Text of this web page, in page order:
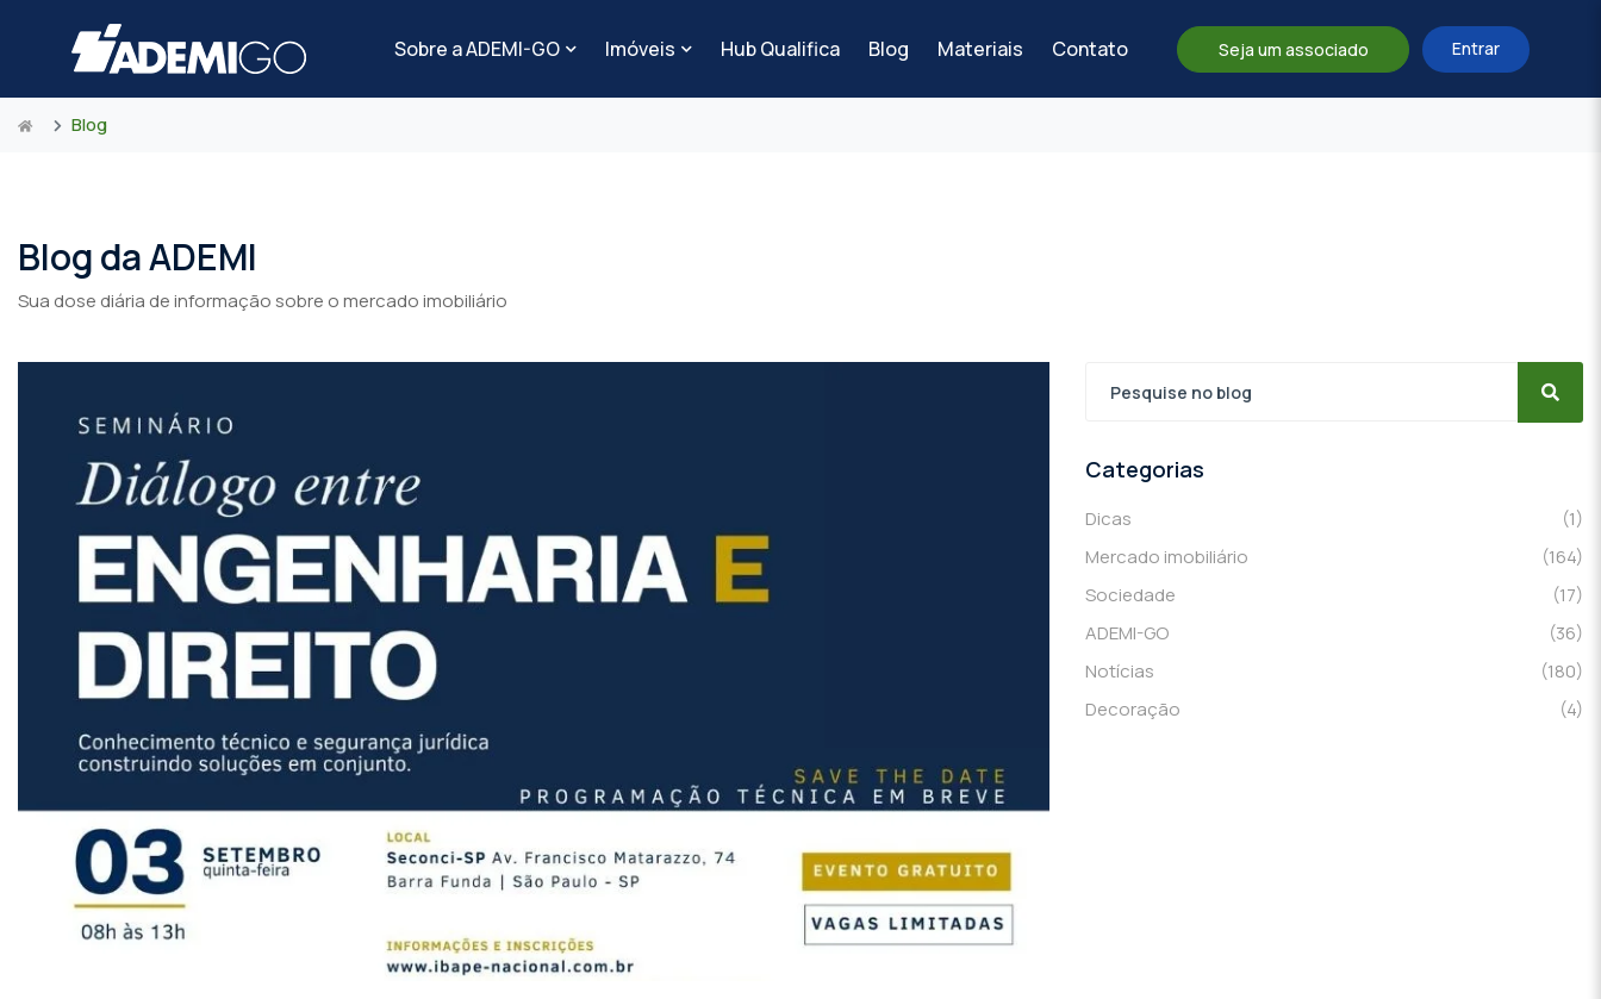
Sobre a ADEMI-GO Imóveis Hub Qualifica Blog Materiais Contato Seja um associado Entrar
Blog
Blog da ADEMI
Sua dose diária de informação sobre o mercado imobiliário
Categorias
Dicas
(1)
Mercado imobiliário
(164)
Sociedade
(17)
ADEMI-GO
(36)
Notícias
(180)
Decoração
(4)